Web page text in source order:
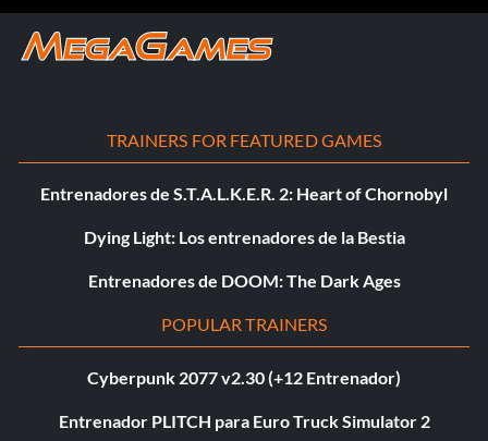
TRAINERS FOR FEATURED GAMES
Entrenadores de S.T.A.L.K.E.R. 2: Heart of Chornobyl
Dying Light: Los entrenadores de la Bestia
Entrenadores de DOOM: The Dark Ages
POPULAR TRAINERS
Cyberpunk 2077 v2.30 (+12 Entrenador)
Entrenador PLITCH para Euro Truck Simulator 2